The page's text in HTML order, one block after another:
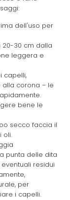
dell'uso per
30 cm dalla
leggera e
capelli,
corona – le
bene le
secco faccia il
oli.
punta delle dita
residui
per
i capelli.